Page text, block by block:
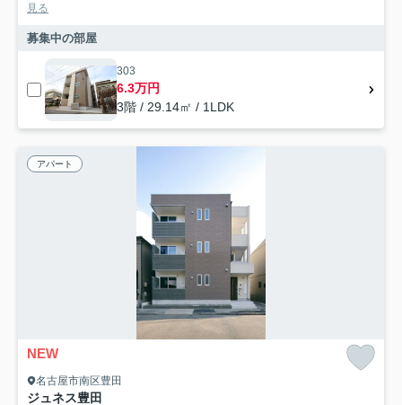
見る
募集中の部屋
303
6.3万円
3階 / 29.14㎡ / 1LDK
アパート
NEW
名古屋市南区豊田
ジュネス豊田